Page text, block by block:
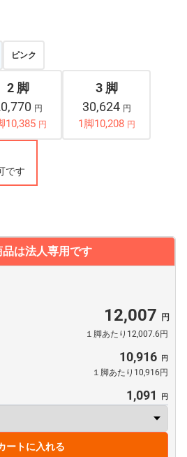
ピンク
2 脚
円
10,385 円
3 脚
30,624 円
1脚10,208 円
です
品は法人専用です
12,007
１脚あたり12,007.6円
10,916
１脚あたり10,916円
1,091
ートに入れる